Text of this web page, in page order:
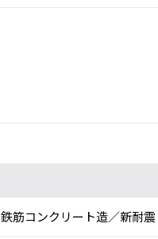
鉄筋コンクリート造／新耐震